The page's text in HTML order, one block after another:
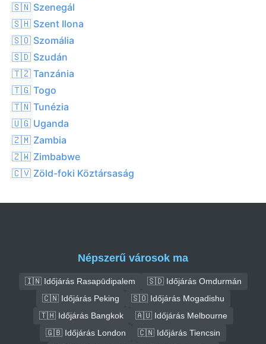
🇸🇳 Szenegál
🇸🇭 Szent Ilona
🇸🇴 Szomália
🇸🇩 Szudán
🇹🇿 Tanzánia
🇹🇬 Togo
🇹🇳 Tunézia
🇺🇬 Uganda
🇿🇲 Zambia
🇿🇼 Zimbabwe
🇨🇻 Zöld-foki Köztársaság
Népszerű városok ma
🇮🇳 Időjárás Rasapūdipalem
🇸🇩 Időjárás Omdurmán
🇨🇳 Időjárás Peking
🇸🇴 Időjárás Mogadishu
🇹🇭 Időjárás Bangkok
🇦🇺 Időjárás Melbourne
🇬🇧 Időjárás London
🇨🇳 Időjárás Tiencsin